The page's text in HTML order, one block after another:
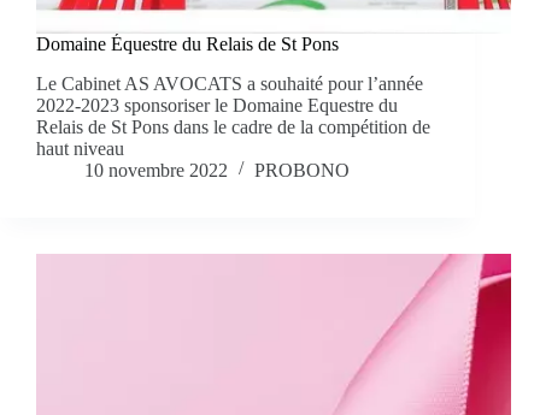
Domaine Équestre du Relais de St Pons
Le Cabinet AS AVOCATS a souhaité pour l’année
2022-2023 sponsoriser le Domaine Equestre du
Relais de St Pons dans le cadre de la compétition de
haut niveau
10 novembre 2022
PROBONO